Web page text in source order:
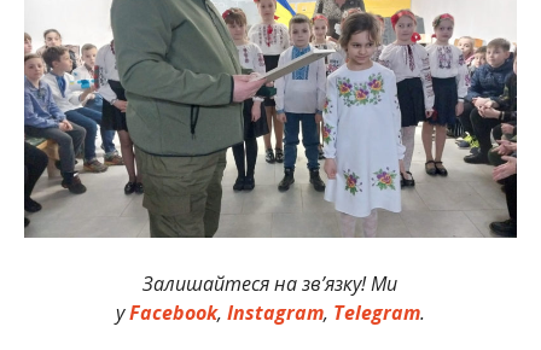
Залишайтеся на зв’язку! Ми
уFacebook, Instagram, Telegram.